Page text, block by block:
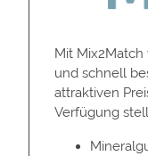
Mit
und schnell
attraktiven
Verfügung